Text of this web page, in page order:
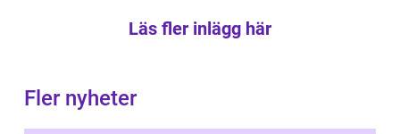
Läs fler inlägg här
Fler nyheter